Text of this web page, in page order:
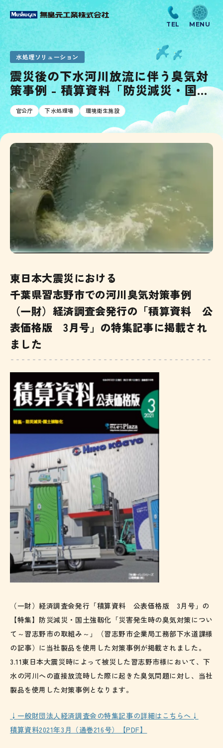
水処理ソリューション
震災後の下水河川放流に伴う臭気対
策事例 - 積算資料「防災減災・国土
強靱化特集」に掲載
官公庁 下水処理場 環境衛生施設
東日本大震災における
千葉県習志野市での河川臭気対策事例
（一財）経済調査会発行の「積算資料 公
表価格版 3月号」の特集記事に掲載され
ました
（一財）経済調査会発行「積算資料 公表価格版 3月号」の
【特集】防災減災・国土強靱化「災害発生時の臭気対策につい
て～習志野市の取組み～」（習志野市企業局工務部下水道課様
の記事）に当社製品を使用した対策事例が掲載されました。
3.11東日本大震災時によって被災した習志野市様において、下
水の河川への直接放流時した際に起きた臭気問題に対し、当社
製品を使用した対策事例となります。
↓一般財団法人経済調査会の特集記事の詳細はこちらへ↓
積算資料2021年3月（通巻216号）【PDF】